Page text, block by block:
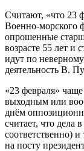
Считают, «что 23
Военно-морского
опрошенные
возрасте 55 лет и
идут по
деятельность В.
«23 февраля»
выходным или
днём
считает, что дела
соответственно)
на посту